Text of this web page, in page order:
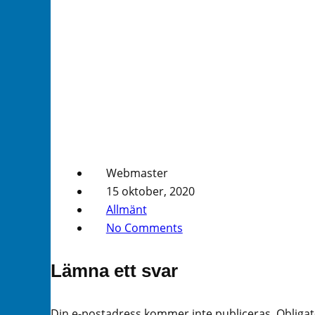
Webmaster
15 oktober, 2020
Allmänt
No Comments
Lämna ett svar